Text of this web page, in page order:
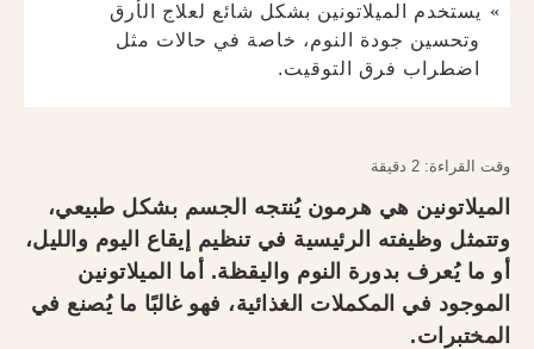
يستخدم الميلاتونين بشكل شائع لعلاج الأرق
وتحسين جودة النوم، خاصة في حالات مثل
اضطراب فرق التوقيت.
وقت القراءة: 2 دقيقة
الميلاتونين هي هرمون يُنتجه الجسم بشكل طبيعي،
وتتمثل وظيفته الرئيسية في تنظيم إيقاع اليوم والليل،
أو ما يُعرف بدورة النوم واليقظة. أما الميلاتونين
الموجود في المكملات الغذائية، فهو غالبًا ما يُصنع في
المختبرات.